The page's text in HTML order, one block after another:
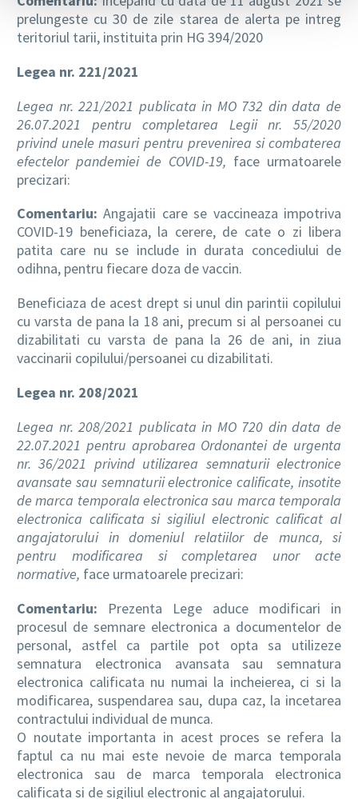
prelungeste cu 30 de zile starea de alerta pe intreg
teritoriul tarii, instituita prin HG 394/2020
Legea nr. 221/2021
Legea nr. 221/2021 publicata in MO 732 din data de
26.07.2021 pentru completarea Legii nr. 55/2020
privind unele masuri pentru prevenirea si combaterea
efectelor pandemiei de COVID-19, face urmatoarele
precizari:
Comentariu: Angajatii care se vaccineaza impotriva
COVID-19 beneficiaza, la cerere, de cate o zi libera
patita care nu se include in durata concediului de
odihna, pentru fiecare doza de vaccin.
Beneficiaza de acest drept si unul din parintii copilului
cu varsta de pana la 18 ani, precum si al persoanei cu
dizabilitati cu varsta de pana la 26 de ani, in ziua
vaccinarii copilului/persoanei cu dizabilitati.
Legea nr. 208/2021
Legea nr. 208/2021 publicata in MO 720 din data de
22.07.2021 pentru aprobarea Ordonantei de urgenta
nr. 36/2021 privind utilizarea semnaturii electronice
avansate sau semnaturii electronice calificate, insotite
de marca temporala electronica sau marca temporala
electronica calificata si sigiliul electronic calificat al
angajatorului in domeniul relatiilor de munca, si
pentru modificarea si completarea unor acte
normative, face urmatoarele precizari:
Comentariu: Prezenta Lege aduce modificari in
procesul de semnare electronica a documentelor de
personal, astfel ca partile pot opta sa utilizeze
semnatura electronica avansata sau semnatura
electronica calificata nu numai la incheierea, ci si la
modificarea, suspendarea sau, dupa caz, la incetarea
contractului individual de munca.
O noutate importanta in acest proces se refera la
faptul ca nu mai este nevoie de marca temporala
electronica sau de marca temporala electronica
calificata si de sigiliul electronic al angajatorului.